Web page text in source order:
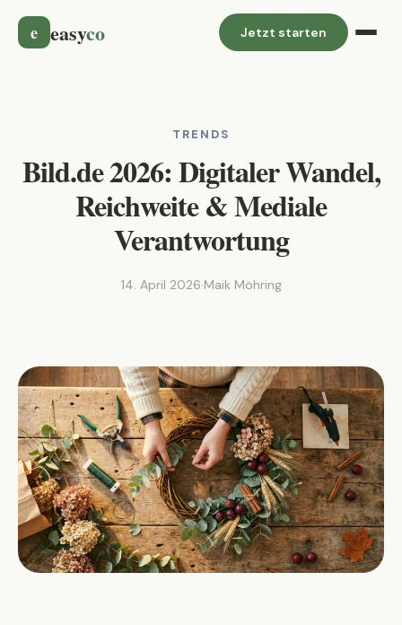
e easyco Jetzt starten
TRENDS
Bild.de 2026: Digitaler Wandel,
Reichweite & Mediale
Verantwortung
14. April 2026·Maik Möhring